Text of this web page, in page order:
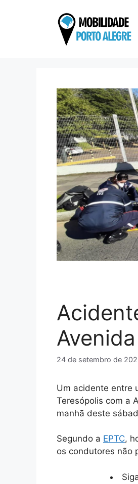
24 de setembro de
Um acidente entre
Teresópolis com a
manhã deste
Segundo a EPTC,
os condutores não